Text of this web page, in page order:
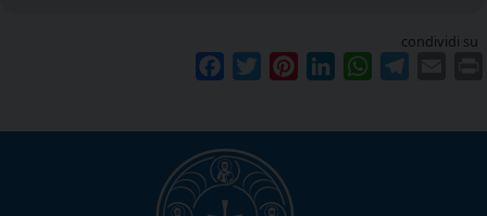
condividi su
FacebookTwitterPinterestLinkedInWhatsApp